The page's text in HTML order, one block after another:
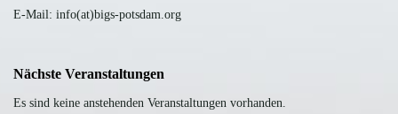
E-Mail: info(at)bigs-potsdam.org
Nächste Veranstaltungen
Es sind keine anstehenden Veranstaltungen vorhanden.